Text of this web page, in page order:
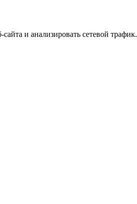
и анализировать сетевой трафик.